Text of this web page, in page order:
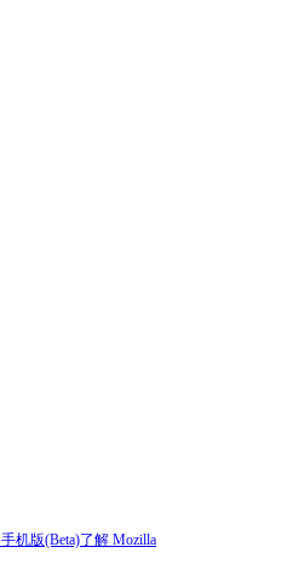
手机版(Beta)了解 Mozilla